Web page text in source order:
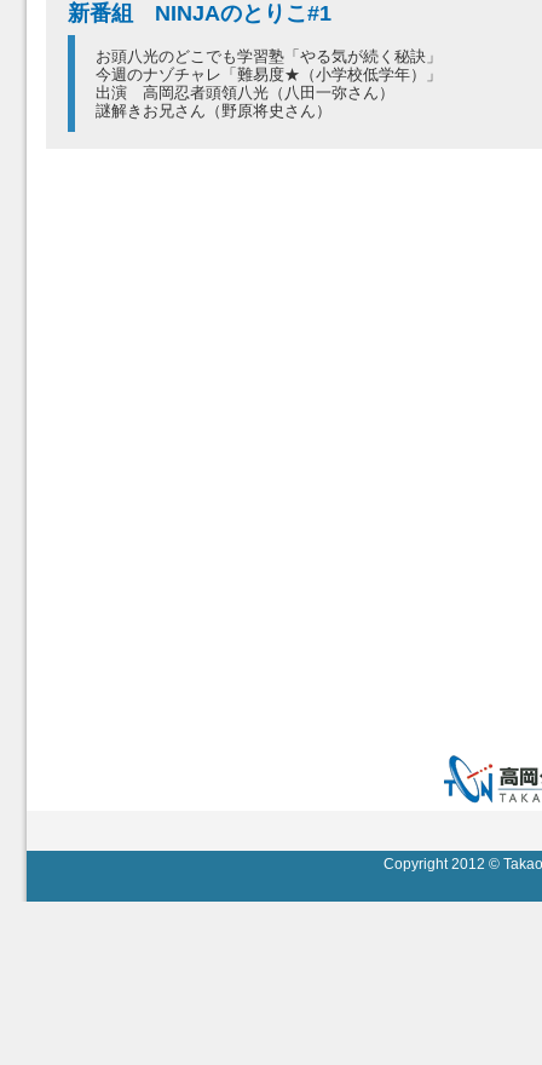
新番組 NINJAのとりこ#1
お頭八光のどこでも学習塾「やる気が続く秘訣」
今週のナゾチャレ「難易度★（小学校低学年）」
出演 高岡忍者頭領八光（八田一弥さん）
謎解きお兄さん（野原将史さん）
Copyright 2012 ©